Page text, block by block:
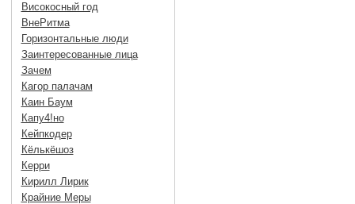
Високосный год
ВнеРитма
Горизонтальные люди
Заинтересованные лица
Зачем
Кагор палачам
Каин Баум
Капу4!но
Кейпкодер
Кёлькёшоз
Керри
Кирилл Лирик
Крайние Меры